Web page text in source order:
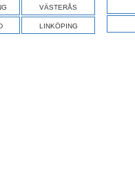
VÄSTERÅS
LINKÖPING